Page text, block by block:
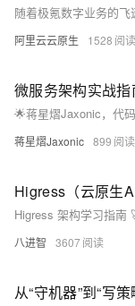
阿里云云原生 1528
蒋星熠Jaxonic 899
Higress（云原生
八进智 3607
从“守机器”到“写